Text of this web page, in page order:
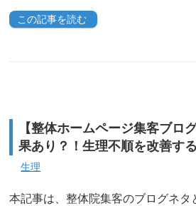
この記事を読む
【整体ホームページ集客ブロ
果あり？！生理不順を改善す
生理
本記事は、整体院集客のブログネタ